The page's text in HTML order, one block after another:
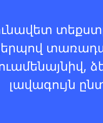
լավագույն